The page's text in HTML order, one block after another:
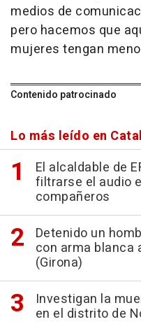
medios de
pero hacemos que
mujeres tengan
Contenido patrocinado
Lo más leído en
El alcaldable de
filtrarse el audio
compañeros
Detenido un
con arma blanca
(Girona)
Investigan la
en el distrito de